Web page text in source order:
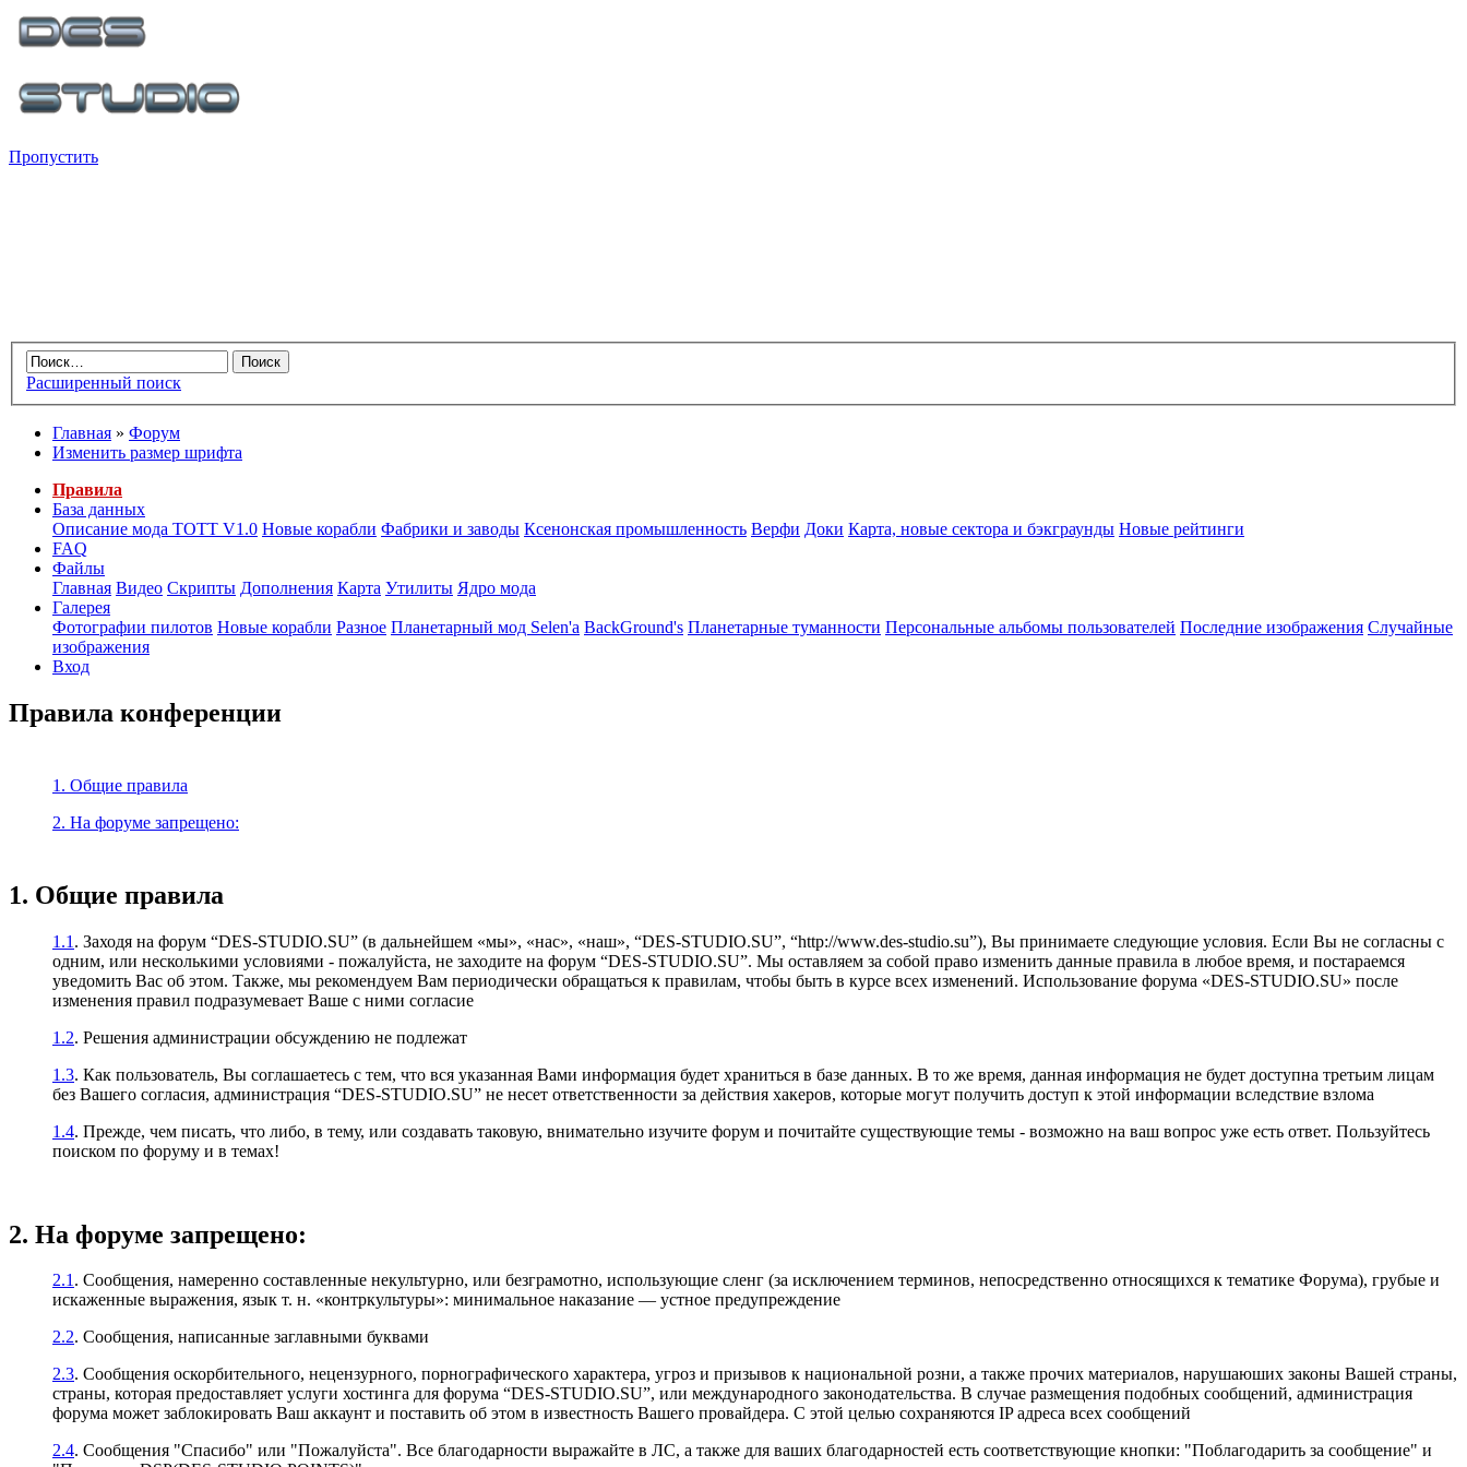
Пропустить
Расширенный поиск
Главная » Форум
Изменить размер шрифта
Правила
База данных
Описание мода ТОТТ V1.0 Новые корабли Фабрики и заводы Ксенонская промышленность Верфи Доки Карта, новые сектора и бэкграунды Новые рейтинги
FAQ
Файлы
Главная Видео Скрипты Дополнения Карта Утилиты Ядро мода
Галерея
Фотографии пилотов Новые корабли Разное Планетарный мод Selen'a BackGround's Планетарные туманности Персональные альбомы пользователей Последние изображения Случайные
изображения
Вход
Правила конференции
1. Общие правила
2. На форуме запрещено:
1. Общие правила
1.1 . Заходя на форум “DES-STUDIO.SU” (в дальнейшем «мы», «нас», «наш», “DES-STUDIO.SU”, “http://www.des-studio.su”), Вы принимаете следующие условия. Если Вы не согласны с
одним, или несколькими условиями - пожалуйста, не заходите на форум “DES-STUDIO.SU”. Мы оставляем за собой право изменить данные правила в любое время, и постараемся
уведомить Вас об этом. Также, мы рекомендуем Вам периодически обращаться к правилам, чтобы быть в курсе всех изменений. Использование форума «DES-STUDIO.SU» после
изменения правил подразумевает Ваше с ними согласие
1.2. Решения администрации обсуждению не подлежат
1.3. Как пользователь, Вы соглашаетесь с тем, что вся указанная Вами информация будет храниться в базе данных. В то же время, данная информация не будет доступна третьим лицам
без Вашего согласия, администрация “DES-STUDIO.SU” не несет ответственности за действия хакеров, которые могут получить доступ к этой информации вследствие взлома
1.4. Прежде, чем писать, что либо, в тему, или создавать таковую, внимательно изучите форум и почитайте существующие темы - возможно на ваш вопрос уже есть ответ. Пользуйтесь
поиском по форуму и в темах!
2. На форуме запрещено:
2.1. Сообщения, намеренно составленные некультурно, или безграмотно, использующие сленг (за исключением терминов, непосредственно относящихся к тематике Форума), грубые и
искаженные выражения, язык т. н. «контркультуры»: минимальное наказание — устное предупреждение
2.2. Сообщения, написанные заглавными буквами
2.3. Сообщения оскорбительного, нецензурного, порнографического характера, угроз и призывов к национальной розни, а также прочих материалов, нарушаюших законы Вашей страны,
страны, которая предоставляет услуги хостинга для форума “DES-STUDIO.SU”, или международного законодательства. В случае размещения подобных сообщений, администрация
форума может заблокировать Ваш аккаунт и поставить об этом в известность Вашего провайдера. С этой целью сохраняются IP адреса всех сообщений
2.4. Сообщения "Спасибо" или "Пожалуйста". Все благодарности выражайте в ЛС, а также для ваших благодарностей есть соответствующие кнопки: "Поблагодарить за сообщение" и